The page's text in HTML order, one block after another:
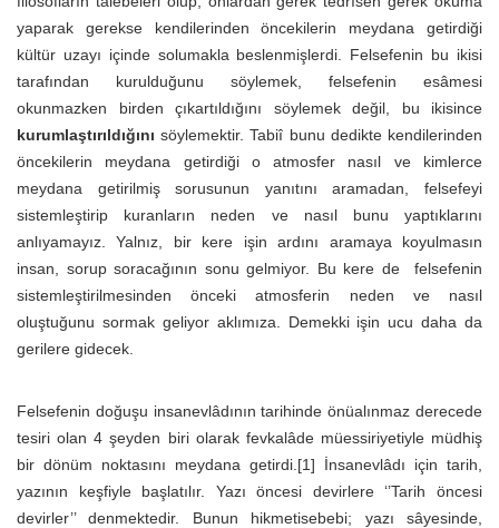
yaparak gerekse kendilerinden öncekilerin meydana getirdiği
kültür uzayı içinde solumakla beslenmişlerdi. Felsefenin bu ikisi
tarafından kurulduğunu söylemek, felsefenin esâmesi
okunmazken birden çıkartıldığını söylemek değil, bu ikisince
kurumlaştırıldığını söylemektir. Tabiî bunu dedikte kendilerinden
öncekilerin meydana getirdiği o atmosfer nasıl ve kimlerce
meydana getirilmiş sorusunun yanıtını aramadan, felsefeyi
sistemleştirip kuranların neden ve nasıl bunu yaptıklarını
anlıyamayız. Yalnız, bir kere işin ardını aramaya koyulmasın
insan, sorup soracağının sonu gelmiyor. Bu kere de felsefenin
sistemleştirilmesinden önceki atmosferin neden ve nasıl
oluştuğunu sormak geliyor aklımıza. Demekki işin ucu daha da
gerilere gidecek.
Felsefenin doğuşu insanevlâdının tarihinde önüalınmaz derecede
tesiri olan 4 şeyden biri olarak fevkalâde müessiriyetiyle müdhiş
bir dönüm noktasını meydana getirdi.[1] İnsanevlâdı için tarih,
yazının keşfiyle başlatılır. Yazı öncesi devirlere ‘’Tarih öncesi
devirler’’ denmektedir. Bunun hikmetisebebi; yazı sâyesinde,